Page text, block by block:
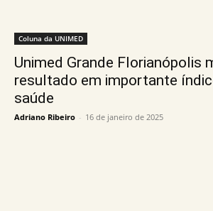
Coluna da UNIMED
Unimed Grande Florianópolis
resultado em importante
saúde
Adriano Ribeiro - 16 de janeiro de 2025